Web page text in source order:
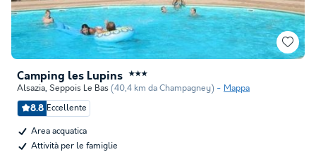
Camping les Lupins ★★★
Alsazia, Seppois Le Bas (40,4 km da Champagney) Mappa
8.8 Eccellente
Area acquatica
Attività per le famiglie